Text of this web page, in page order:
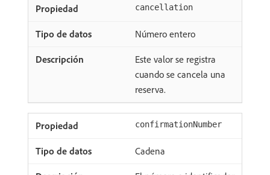
cancellation
Número entero
Este valor se registra
cuando se cancela una
reserva.
confirmationNumber
Cadena